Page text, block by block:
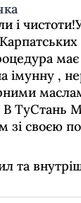
і
імунну ,
ТуСтань
зі своєю
та